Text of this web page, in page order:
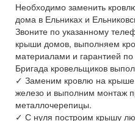
Необходимо заменить
дома в Ельниках и
Звоните по указанному
крыши домов, выполняем
материалами и гарантией по
Бригада кровельщиков
✓ Заменим кровлю на
железо и выполним монтаж
металлочерепицы.
✓ С нуля построим крышу